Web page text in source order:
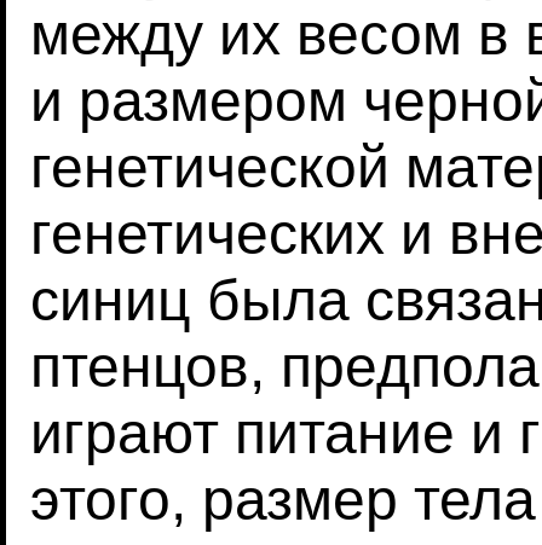
между их весом в
и размером
генетической
генетических и
синиц была
птенцов,
играют питание и
этого, размер